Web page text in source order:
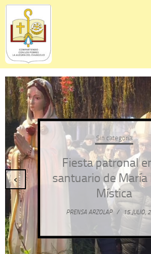
Skip
content
Sin categoría
Fiesta patronal
santuario de María
Mística
PRENSA ARZOLAP / 15 JULIO,
‹